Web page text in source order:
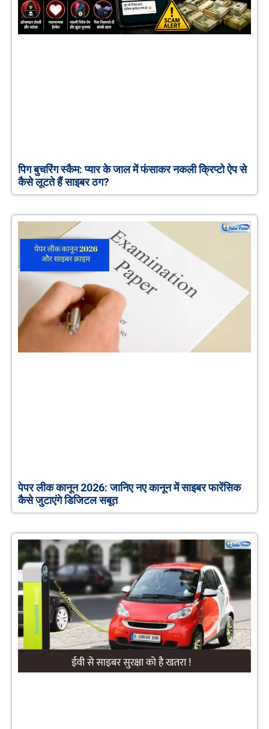
पिग बुचरिंग स्कैम: प्यार के जाल में फंसाकर नकली क्रिप्टो ऐप से
कैसे लूटते हैं साइबर ठग?
पेपर लीक कानून 2026: जानिए नए कानून में साइबर फारेंसिक
कैसे जुटाएंगे डिजिटल सबूत